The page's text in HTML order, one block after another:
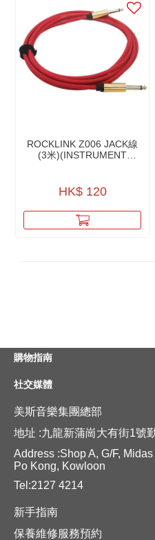
ROCKLINK Z006 JACK線
(3米)(INSTRUMENT
HK$ 120
購物指南
社交媒體
美斯音樂集團總部
地址 :九龍新蒲崗大有街1號
Address :Shop A, G/F,
Po Kong, Kowloon
Tel:2127 4214
新手指南
保養維修服務預約